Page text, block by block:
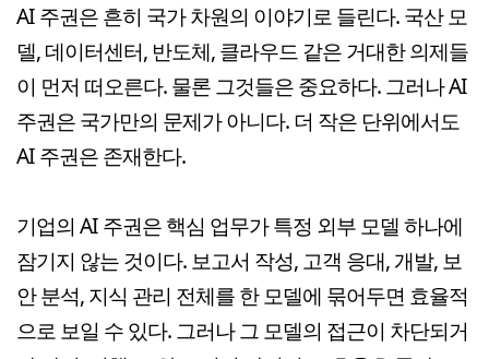
AI 주권은 흔히 국가 차원의 이야기로 들린다. 국산 모
델, 데이터센터, 반도체, 클라우드 같은 거대한 의제들
이 먼저 떠오른다. 물론 그것들은 중요하다. 그러나 AI
주권은 국가만의 문제가 아니다. 더 작은 단위에서도
AI 주권은 존재한다.
기업의 AI 주권은 핵심 업무가 특정 외부 모델 하나에
잠기지 않는 것이다. 보고서 작성, 고객 응대, 개발, 보
안 분석, 지식 관리 전체를 한 모델에 묶어두면 효율적
으로 보일 수 있다. 그러나 그 모델의 접근이 차단되거